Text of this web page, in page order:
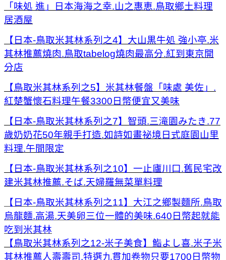
「味処 進」日本海海之幸.山之惠恵.鳥取鄉土料理
居酒屋
【日本-鳥取米其林系列之4】大山黒牛処 強小亭.米
其林推薦燒肉.鳥取tabelog燒肉最高分.紅到東京開
分店
【鳥取米其林系列之5】米其林餐盤「味處 美佐」.
紅楚蟹懷石料理午餐3300日幣便宜又美味
【日本-鳥取米其林系列之7】智頭.三滝園みたき.77
歲奶奶花50年親手打造.如詩如畫祕境日式庭園山里
料理.午間限定
【日本-鳥取米其林系列之10】一止廬川口.舊民宅改
建米其林推薦.そば.天婦羅無菜單料理
【日本-鳥取米其林系列之11】大江之鄉製麵所.鳥取
烏龍麵.高湯.天美卵三位一體的美味.640日幣起就能
吃到米其林
【鳥取米其林系列之12-米子美食】鮨よし喜.米子米
其林推薦人壽壽司.特選九貫加卷物只要1700日幣物